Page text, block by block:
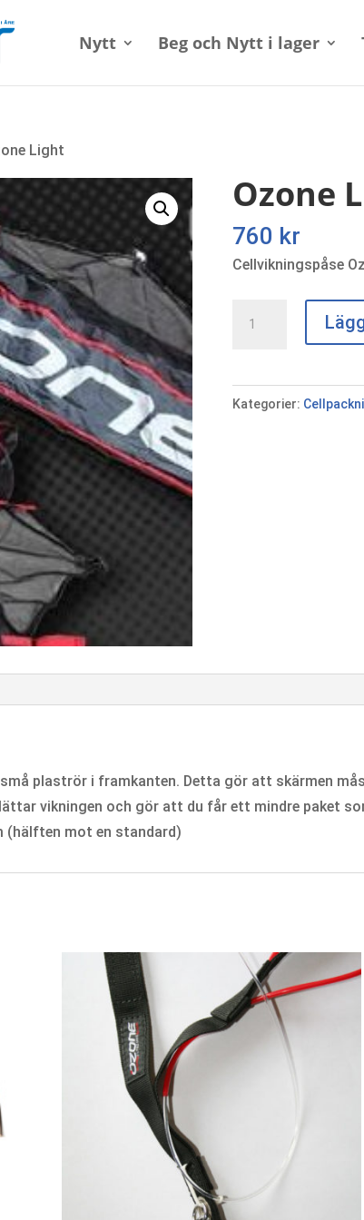
Nytt Beg och Nytt i lager
Light
Ozone
760 kr
Cellvikningspåse
Kategorier:
plaströr i framkanten. Detta gör att skärmen
vikningen och gör att du får ett mindre paket
(hälften mot en standard)